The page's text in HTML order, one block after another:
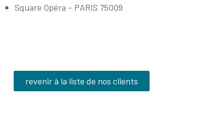
Square Opéra – PARIS 75009
revenir à la liste de nos clients